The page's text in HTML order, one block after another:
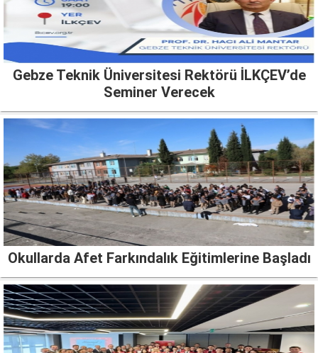
Gebze Teknik Üniversitesi Rektörü İLKÇEV’de
Seminer Verecek
Okullarda Afet Farkındalık Eğitimlerine Başladı